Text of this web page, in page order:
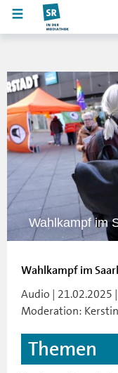
Wahlkampf im
Wahlkampf im
Audio | 21.02.2025
Moderation:
Themen